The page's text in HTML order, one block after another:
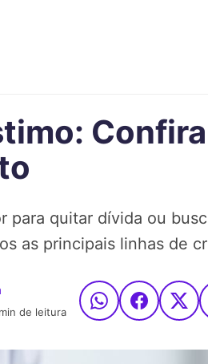
para quitar dívida ou
as principais linhas de
de leitura